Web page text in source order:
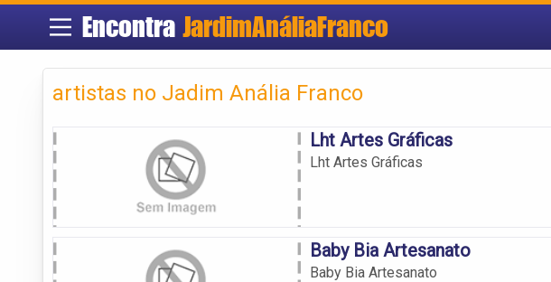
Encontra JardimAnáliaFranco
artistas no Jadim Anália Franco
Lht Artes Gráficas
Lht Artes Gráficas
Baby Bia Artesanato
Baby Bia Artesanato